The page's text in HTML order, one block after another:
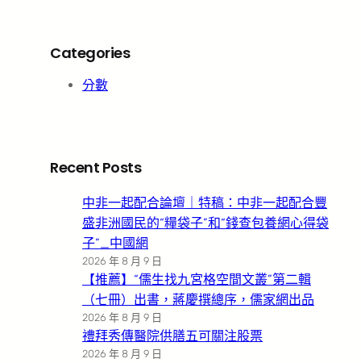
Categories
分數
Recent Posts
中非一起配合論壇｜特稿：中非一起配合豐
盛非洲國民的“糧袋子”和“錢查包養網心得袋
子”_中國網
2026 年 8 月 9 日
【推薦】“儒生找九宮格空間文叢”第二輯
（七冊）出書，蔣慶撰總序，儒家網出品
2026 年 8 月 9 日
禮拜秀傳醫院供膳五可關注股票
2026 年 8 月 9 日